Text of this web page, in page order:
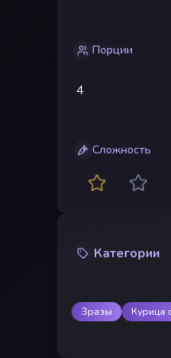
Порции
4
Сложность
Категории
Зразы Курица